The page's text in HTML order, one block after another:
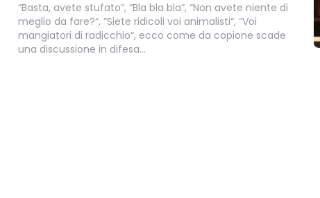
“Basta, avete stufato“, “Bla bla bla“, “Non avete niente di
meglio da fare?“, “Siete ridicoli voi animalisti“, “Voi
mangiatori di radicchio“, ecco come da copione scade
una discussione in difesa…